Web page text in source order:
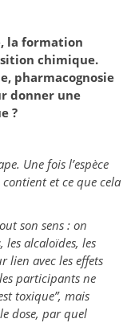
la formation
chimique.
pharmacognosie
donner une
?
Une fois l’espèce
et ce que cela
son sens : on
les alcaloïdes, les
lien avec les effets
participants ne
toxique”, mais
dose, par quel